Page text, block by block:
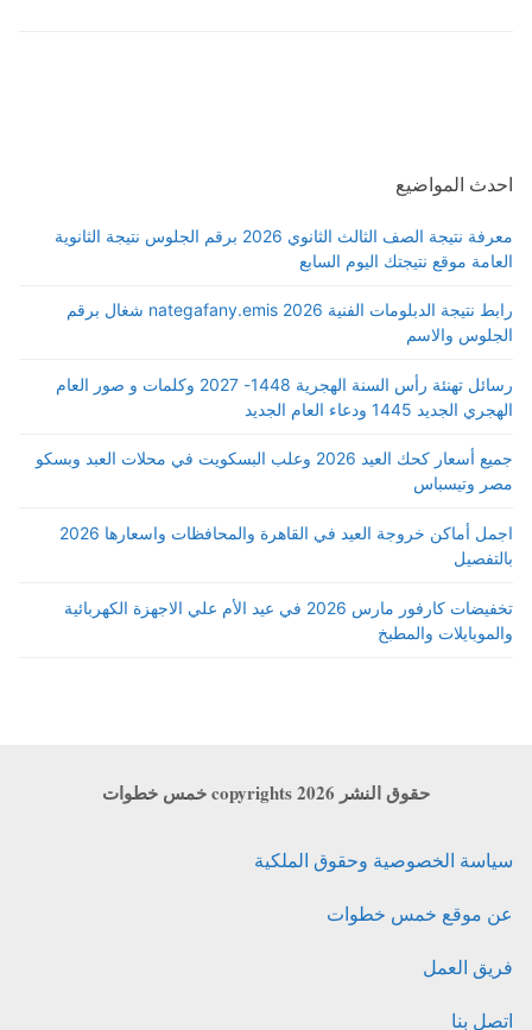
احدث المواضيع
معرفة نتيجة الصف الثالث الثانوي 2026 برقم الجلوس نتيجة الثانوية
العامة موقع نتيجتك اليوم السابع
رابط نتيجة الدبلومات الفنية 2026 nategafany.emis شغال برقم
الجلوس والاسم
رسائل تهنئة رأس السنة الهجرية 1448- 2027 وكلمات و صور العام
الهجري الجديد 1445 ودعاء العام الجديد
جميع أسعار كحك العيد 2026 وعلب البسكويت في محلات العبد وبسكو
مصر وتيسباس
اجمل أماكن خروجة العيد في القاهرة والمحافظات واسعارها 2026
بالتفصيل
تخفيضات كارفور مارس 2026 في عيد الأم علي الاجهزة الكهربائية
والموبايلات والمطبخ
حقوق النشر copyrights 2026 خمس خطوات
سياسة الخصوصية وحقوق الملكية
عن موقع خمس خطوات
فريق العمل
اتصل بنا